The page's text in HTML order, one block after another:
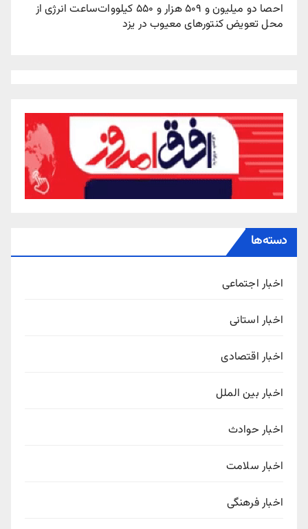
احصا دو میلیون و ۵۰۹ هزار و ۵۵۰ کیلووات‌ساعت انرژی از
محل تعویض کنتورهای معیوب در یزد
دسته‌ها
اخبار اجتماعی
اخبار استانی
اخبار اقتصادی
اخبار بین الملل
اخبار حوادث
اخبار سلامت
اخبار فرهنگی